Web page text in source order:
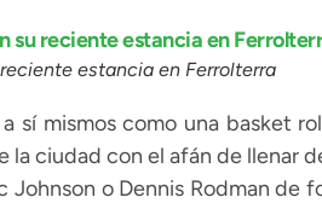
estancia en Ferrolterra
sí mismos como una basket
ciudad con el afán de llenar
o Dennis Rodman de